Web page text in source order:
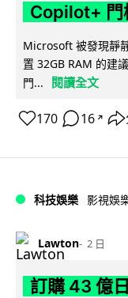
Copilot+ 門
Microsoft 被發現靜
置 32GB RAM 的建
門...
閱讀全文
170 16 ↗
科技娛樂 影視娛
Lawton 2 日
訂購 43 億